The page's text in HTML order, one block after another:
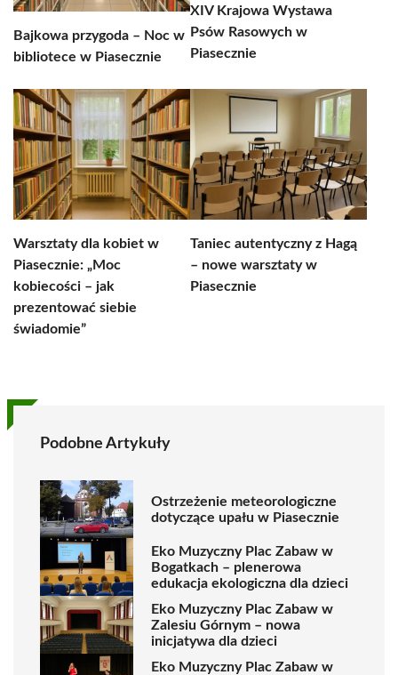
Bajkowa przygoda – Noc w
bibliotece w Piasecznie
XIV Krajowa Wystawa
Psów Rasowych w
Piasecznie
Warsztaty dla kobiet w
Piasecznie: „Moc
kobiecości – jak
prezentować siebie
świadomie”
Taniec autentyczny z Hagą
– nowe warsztaty w
Piasecznie
Podobne Artykuły
Ostrzeżenie meteorologiczne
dotyczące upału w Piasecznie
Eko Muzyczny Plac Zabaw w
Bogatkach – plenerowa
edukacja ekologiczna dla dzieci
Eko Muzyczny Plac Zabaw w
Zalesiu Górnym – nowa
inicjatywa dla dzieci
Eko Muzyczny Plac Zabaw w